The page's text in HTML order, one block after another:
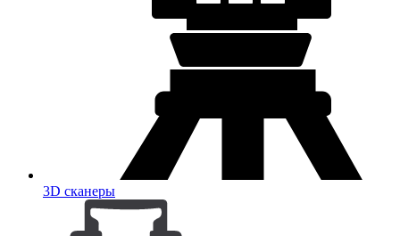
3D сканеры